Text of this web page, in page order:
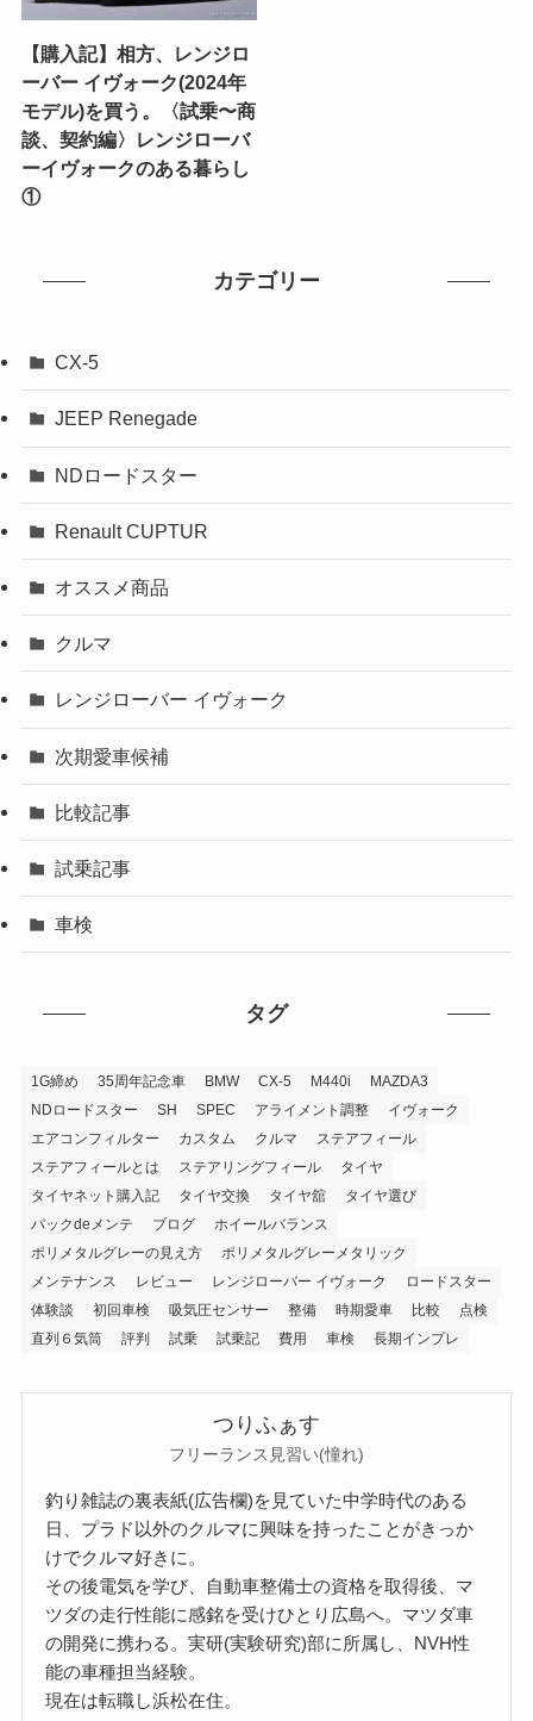
【購入記】相方、レンジロ
ーバー イヴォーク(2024年
モデル)を買う。〈試乗〜商
談、契約編〉レンジローバ
ーイヴォークのある暮らし
①
カテゴリー
CX-5
JEEP Renegade
NDロードスター
Renault CUPTUR
オススメ商品
クルマ
レンジローバー イヴォーク
次期愛車候補
比較記事
試乗記事
車検
タグ
1G締め 35周年記念車 BMW CX-5 M440i
MAZDA3
NDロードスター
SH SPEC アライメント調整
イヴォーク
エアコンフィルター
カスタム クルマ
ステアフィール
ステアフィールとは
ステアリングフィール
タイヤ
タイヤネット購入記
タイヤ交換 タイヤ舘
タイヤ選び
パックdeメンテ
ブログ
ホイールバランス
ポリメタルグレーの見え方
ポリメタルグレーメタリック
メンテナンス
レビュー レンジローバー イヴォーク
ロードスター
体験談
初回車検 吸気圧センサー 整備 時期愛車 比較
点検
直列６気筒
評判 試乗 試乗記 費用 車検 長期インプレ
つりふぁす
フリーランス見習い(憧れ)
釣り雑誌の裏表紙(広告欄)を見ていた中学時代のある
日、プラド以外のクルマに興味を持ったことがきっか
けでクルマ好きに。
その後電気を学び、自動車整備士の資格を取得後、マ
ツダの走行性能に感銘を受けひとり広島へ。マツダ車
の開発に携わる。実研(実験研究)部に所属し、NVH性
能の車種担当経験。
現在は転職し浜松在住。